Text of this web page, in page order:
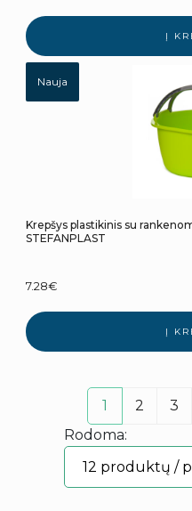
Į
Nauja
Krepšys plastikinis su
STEFANPLAST
7.28€
Į
1 2 3
Rodoma: